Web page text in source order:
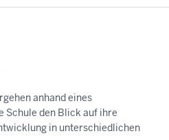
anhand eines
Schule den Blick auf ihre
in unterschiedlichen